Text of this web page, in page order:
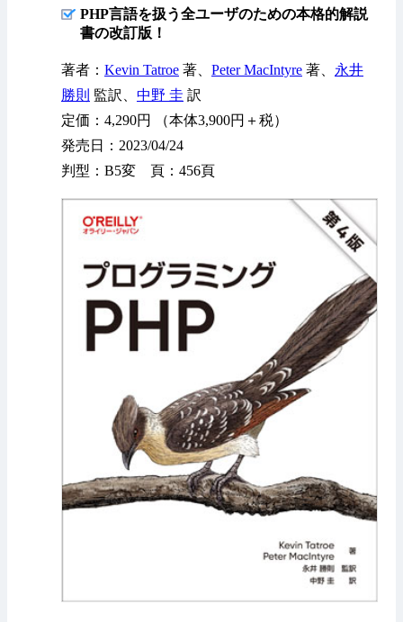
PHP言語を扱う全ユーザのための本格的解説
書の改訂版！
著者： Kevin Tatroe 著、 Peter MacIntyre 著、 永井
勝則 監訳、 中野 圭 訳
定価：4,290円 （本体3,900円＋税）
発売日：2023/04/24
判型：B5変 頁：456頁